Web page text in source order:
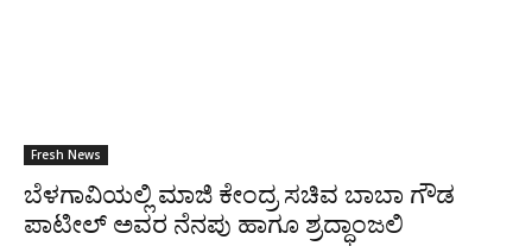
Fresh News
ಬೆಳಗಾವಿಯಲ್ಲಿ ಮಾಜಿ ಕೇಂದ್ರ ಸಚಿವ ಬಾಬಾ ಗೌಡ
ಪಾಟೀಲ್ ಅವರ ನೆನಪು ಹಾಗೂ ಶ್ರದ್ಧಾಂಜಲಿ